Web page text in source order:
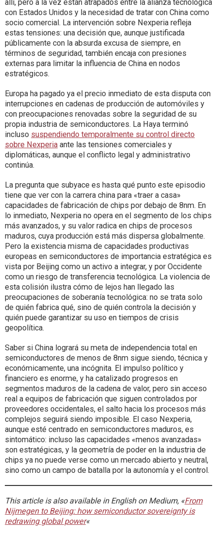
allí, pero a la vez están atrapados entre la alianza tecnológica
con Estados Unidos y la necesidad de tratar con China como
socio comercial. La intervención sobre Nexperia refleja
estas tensiones: una decisión que, aunque justificada
públicamente con la absurda excusa de siempre, en
términos de seguridad, también encaja con presiones
externas para limitar la influencia de China en nodos
estratégicos.
Europa ha pagado ya el precio inmediato de esta disputa con
interrupciones en cadenas de producción de automóviles y
con preocupaciones renovadas sobre la seguridad de su
propia industria de semiconductores. La Haya terminó
incluso suspendiendo temporalmente su control directo
sobre Nexperia ante las tensiones comerciales y
diplomáticas, aunque el conflicto legal y administrativo
continúa.
La pregunta que subyace es hasta qué punto este episodio
tiene que ver con la carrera china para «traer a casa»
capacidades de fabricación de chips por debajo de 8nm. En
lo inmediato, Nexperia no opera en el segmento de los chips
más avanzados, y su valor radica en chips de procesos
maduros, cuya producción está más dispersa globalmente.
Pero la existencia misma de capacidades productivas
europeas en semiconductores de importancia estratégica es
vista por Beijing como un activo a integrar, y por Occidente
como un riesgo de transferencia tecnológica. La violencia de
esta colisión ilustra cómo de lejos han llegado las
preocupaciones de soberanía tecnológica: no se trata solo
de quién fabrica qué, sino de quién controla la decisión y
quién puede garantizar su uso en tiempos de crisis
geopolítica.
Saber si China logrará su meta de independencia total en
semiconductores de menos de 8nm sigue siendo, técnica y
económicamente, una incógnita. El impulso político y
financiero es enorme, y ha catalizado progresos en
segmentos maduros de la cadena de valor, pero sin acceso
real a equipos de fabricación que siguen controlados por
proveedores occidentales, el salto hacia los procesos más
complejos seguirá siendo imposible. El caso Nexperia,
aunque esté centrado en semiconductores maduros, es
sintomático: incluso las capacidades «menos avanzadas»
son estratégicas, y la geometría de poder en la industria de
chips ya no puede verse como un mercado abierto y neutral,
sino como un campo de batalla por la autonomía y el control.
This article is also available in English on Medium, «From
Nijmegen to Beijing: how semiconductor sovereignty is
redrawing global power«